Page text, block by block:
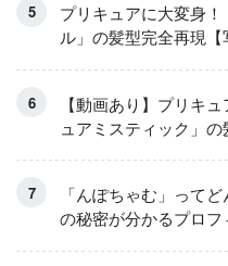
プリキュアに大変身
ル」の髪型完全再現【
【動画あり】プリキ
ュアミスティック」の
「んぽちゃむ」って
の秘密が分かるプロ